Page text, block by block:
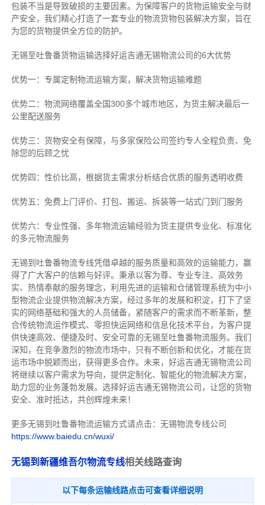
包装不当是导致破损的主要因素。为保障客户的货物运输安全与财
产安全，我们精心打造了一套专业的物流货物包装解决方案，旨在
为您的货物提供全方位的防护。
无锡至吐鲁番货物运输选择好运吉通无锡物流公司的6大优势
优势一：专属定制物流运输方案，解决货物运输难题
优势二：物流网络覆盖全国300多个城市地区，为货主解决最后一
公里配送服务
优势三：货物安全有保障，与多家保险公司签约专人全程负责、免
除您的后顾之忧
优势四：性价比高，根据货主需求分析结合优质的服务透明收费
优势五：免费上门评价、打包、搬运、拆装等一站式门到门服务
优势六：专业性强、多年物流运输经验为货主提供专业化、标准化
的多元物流服务
无锡到吐鲁番物流专线凭借卓越的服务质量和高效的运输能力，赢
得了广大客户的信赖与好评。 秉承以客为尊、专业专注、高效务
实、热情奉献的服务理念，利用先进的运输和仓储管理系统为中小
型物流企业提供物流解决方案，经过多年的发展和积淀，打下了坚
实的网络基础和强大的人员储备，紧随客户的需求而不断革新，整
合传统物流运作模式、零担快运网络和信息化技术平台，为客户提
供快速高效、便捷及时、安全可靠的无锡至吐鲁番物流服务。 我们
深知，在竞争激烈的物流市场中，只有不断创新和优化，才能在货
运市场中脱颖而出，获得更多合作。 未来，好运吉通无锡物流公司
将继续以客户需求为导向，提供定制化、智能化的物流解决方案，
助力您的业务蓬勃发展。选择好运吉通无锡物流公司，让您的货物
安全、准时抵达，共创辉煌未来！
更多无锡到吐鲁番物流运输方式请点击：无锡物流专线公司
https://www.baiedu.cn/wuxi/
无锡到新疆维吾尔物流专线相关线路查询
以下每条运输线路点击可查看详细说明